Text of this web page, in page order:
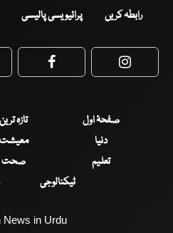
رابطہ کریں پرائیویسی پالیسی
Facebook
صفحۂ اول تازہ ترین
دنیا
معیشت
تعلیم
صحت
ٹیکنالوجی
News in Urdu